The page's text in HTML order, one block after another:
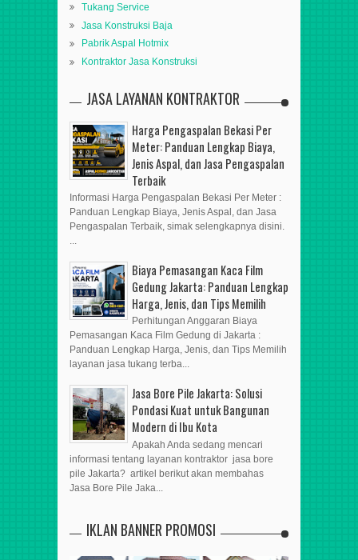
Tukang Service
Jasa Konstruksi Baja
Pabrik Aspal Hotmix
Kontraktor Jasa Konstruksi
JASA LAYANAN KONTRAKTOR
Harga Pengaspalan Bekasi Per
Meter: Panduan Lengkap Biaya,
Jenis Aspal, dan Jasa Pengaspalan
Terbaik
Informasi Harga Pengaspalan Bekasi Per Meter :
Panduan Lengkap Biaya, Jenis Aspal, dan Jasa
Pengaspalan Terbaik, simak selengkapnya disini.
...
Biaya Pemasangan Kaca Film
Gedung Jakarta: Panduan Lengkap
Harga, Jenis, dan Tips Memilih
Perhitungan Anggaran Biaya
Pemasangan Kaca Film Gedung di Jakarta :
Panduan Lengkap Harga, Jenis, dan Tips Memilih
layanan jasa tukang terba...
Jasa Bore Pile Jakarta: Solusi
Pondasi Kuat untuk Bangunan
Modern di Ibu Kota
Apakah Anda sedang mencari
informasi tentang layanan kontraktor jasa bore
pile Jakarta? artikel berikut akan membahas
Jasa Bore Pile Jaka...
IKLAN BANNER PROMOSI